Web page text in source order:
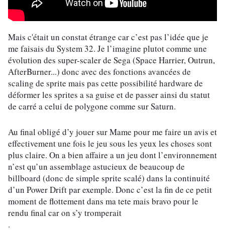
Mais c'était un constat étrange car c’est pas l’idée que je
me faisais du System 32. Je l’imagine plutot comme une
évolution des super-scaler de Sega (Space Harrier, Outrun,
AfterBurner...) donc avec des fonctions avancées de
scaling de sprite mais pas cette possibilité hardware de
déformer les sprites a sa guise et de passer ainsi du statut
de carré a celui de polygone comme sur Saturn.
Au final obligé d’y jouer sur Mame pour me faire un avis et
effectivement une fois le jeu sous les yeux les choses sont
plus claire. On a bien affaire a un jeu dont l’environnement
n’est qu’un assemblage astucieux de beaucoup de
billboard (donc de simple sprite scalé) dans la continuité
d’un Power Drift par exemple. Donc c’est la fin de ce petit
moment de flottement dans ma tete mais bravo pour le
rendu final car on s’y tromperait
.